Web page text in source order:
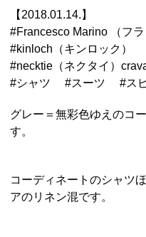
【2018.01.14.】
#Francesco Marino （フ
#kinloch（キンロック）
#necktie（ネクタイ）
#シャツ #スーツ #ス
グレー＝無彩色ゆえのコ
す。
コーディネートのシャツ
アのリネン混です。